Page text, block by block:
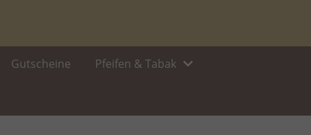
Gutscheine Pfeifen & Tabak